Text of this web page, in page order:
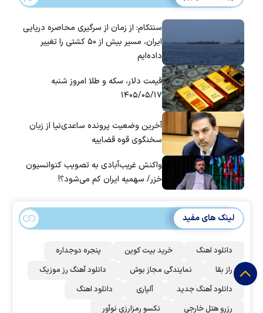
سنتکام: از زمان از سرگیری محاصره دریایی
ایران، مسیر بیش از ۵۰ کشتی را تغییر
داده‌ایم
قیمت دلار، سکه و طلا امروز شنبه
۱۴۰۵/۰۵/۱۷
آخرین وضعیت پرونده ساعدی‌نیا از زبان
سخنگوی قوه قضاییه
واکنش غریب‌آبادی به تصویب کنوانسیون
خزر/ سهمیه ایران کم می‌شود؟!
لینک های مفید
دانلود اهنگ خرید بیت کوین
پنجره دوجداره
راز بقا
نمایندگی مجاز بوش
دانلود آهنگ رز‌ موزیک
دانلود آهنگ جدید
آلپاری
دانلود اهنگ
رزرو هتل خارجی
نکسو رمزارزی نوآور